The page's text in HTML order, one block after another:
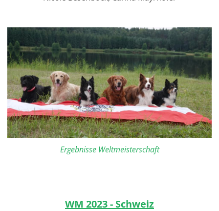
Ergebnisse Weltmeisterschaft
WM 2023 - Schweiz